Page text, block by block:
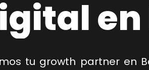
tu growth partner en